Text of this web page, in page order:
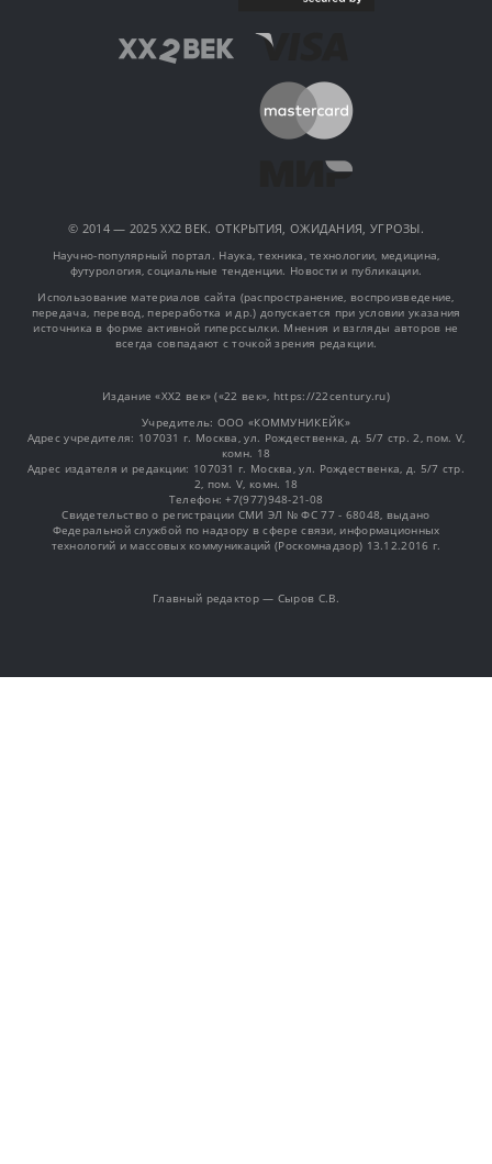
© 2014 — 2025 XX2 ВЕК. ОТКРЫТИЯ, ОЖИДАНИЯ, УГРОЗЫ.
Научно-популярный портал. Наука, техника, технологии, медицина,
футурология, социальные тенденции. Новости и публикации.
Использование материалов сайта (распространение, воспроизведение,
передача, перевод, переработка и др.) допускается при условии указания
источника в форме активной гиперссылки. Мнения и взгляды авторов не
всегда совпадают с точкой зрения редакции.
Издание «XX2 век» («22 век», https://22century.ru)
Учредитель: OOO «КОММУНИКЕЙК»
Адрес учредителя: 107031 г. Москва, ул. Рождественка, д. 5/7 стр. 2, пом. V,
комн. 18
Адрес издателя и редакции: 107031 г. Москва, ул. Рождественка, д. 5/7 стр.
2, пом. V, комн. 18
Телефон: +7(977)948-21-08
Свидетельство о регистрации СМИ ЭЛ № ФС 77 - 68048, выдано
Федеральной службой по надзору в сфере связи, информационных
технологий и массовых коммуникаций (Роскомнадзор) 13.12.2016 г.
Главный редактор — Сыров С.В.